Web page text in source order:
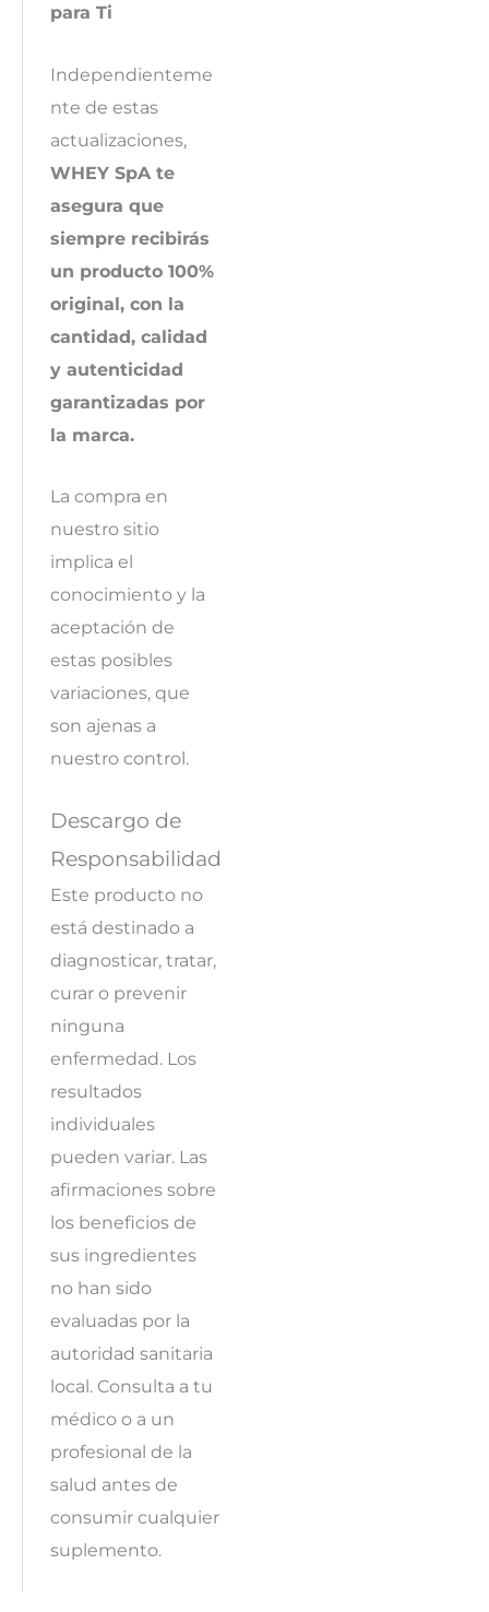
para Ti
Independienteme
nte de estas
actualizaciones,
WHEY SpA te
asegura que
siempre recibirás
un producto 100%
original, con la
cantidad, calidad
y autenticidad
garantizadas por
la marca.
La compra en
nuestro sitio
implica el
conocimiento y la
aceptación de
estas posibles
variaciones, que
son ajenas a
nuestro control.
Descargo de
Responsabilidad
Este producto no
está destinado a
diagnosticar, tratar,
curar o prevenir
ninguna
enfermedad. Los
resultados
individuales
pueden variar. Las
afirmaciones sobre
los beneficios de
sus ingredientes
no han sido
evaluadas por la
autoridad sanitaria
local. Consulta a tu
médico o a un
profesional de la
salud antes de
consumir cualquier
suplemento.